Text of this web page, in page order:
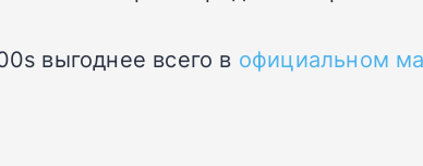
выгоднее всего в официальном